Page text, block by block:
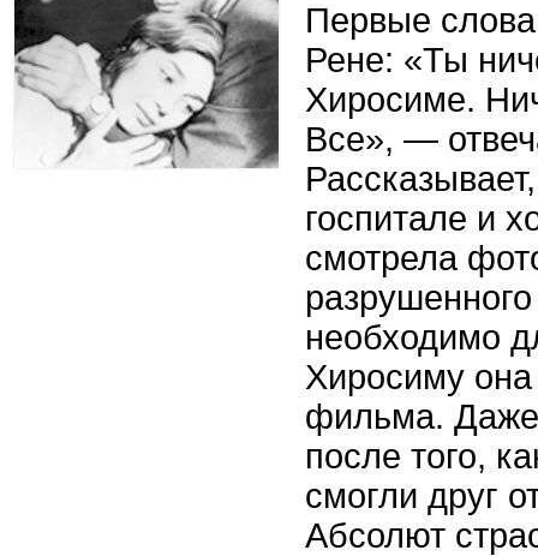
Первые
Рене: «Ты
Хиросиме.
Все», —
госпитале и
смотрела
необходимо
Хиросиму
фильма. Даже
после того,
смогли друг
Абсолют